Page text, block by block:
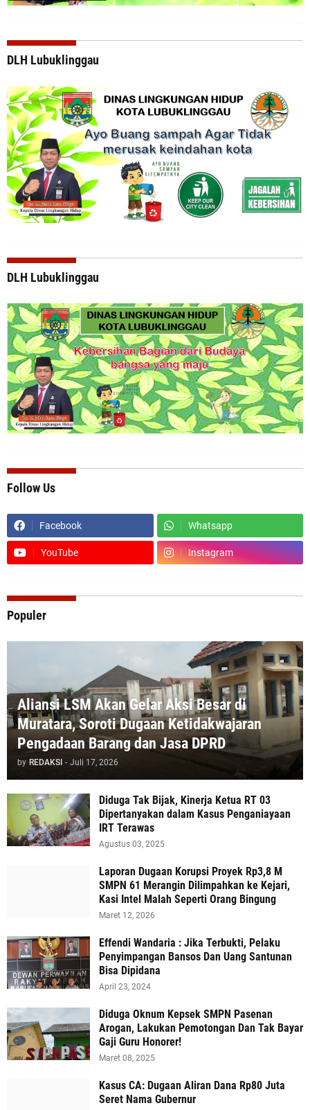
DLH Lubuklinggau
DLH Lubuklinggau
Follow Us
Facebook Whatsapp
YouTube Instagram
Populer
Aliansi LSM Akan Gelar Aksi Besar di
Muratara, Soroti Dugaan Ketidakwajaran
Pengadaan Barang dan Jasa DPRD
by REDAKSI - Juli 17, 2026
Diduga Tak Bijak, Kinerja Ketua RT 03
Dipertanyakan dalam Kasus Penganiayaan
IRT Terawas
Agustus 03, 2025
‎Laporan Dugaan Korupsi Proyek Rp3,8 M
SMPN 61 Merangin Dilimpahkan ke Kejari,
Kasi Intel Malah Seperti Orang Bingung
Maret 12, 2026
Effendi Wandaria : Jika Terbukti, Pelaku
Penyimpangan Bansos Dan Uang Santunan
Bisa Dipidana
April 23, 2024
Diduga Oknum Kepsek SMPN Pasenan
Arogan, Lakukan Pemotongan Dan Tak Bayar
Gaji Guru Honorer!
Maret 08, 2025
Kasus CA: Dugaan Aliran Dana Rp80 Juta
Seret Nama Gubernur